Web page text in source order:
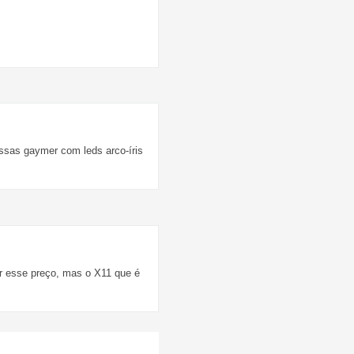
gaymer com leds arco-íris
esse preço, mas o X11 que é